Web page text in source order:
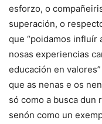
esforzo, o
superación, o
que “poidamos influír
nosas experiencias
educación en
que as nenas e os
só como a busca dun
senón como un